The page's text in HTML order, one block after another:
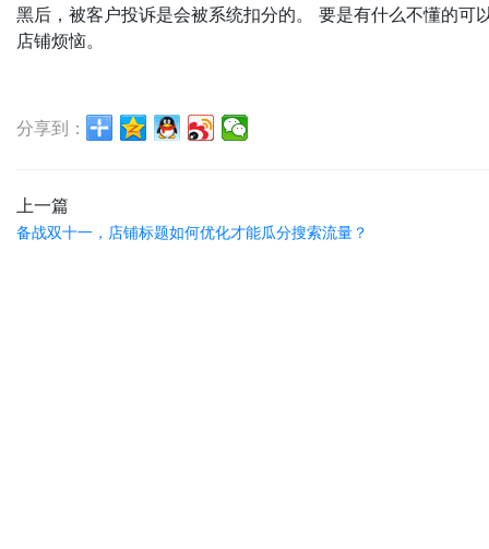
黑后，被客户投诉是会被系统扣分的。 要是有什么不懂的可
店铺烦恼。
分享到：
上一篇
备战双十一，店铺标题如何优化才能瓜分搜索流量？